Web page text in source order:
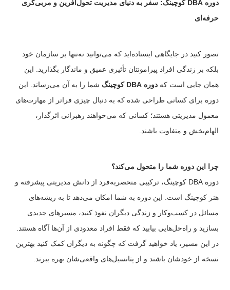
دوره DBA کوچینگ: سفر به دنیای مدیریت تحول‌آفرین و مربی‌گری
حرفه‌ای
تصور کنید در جایگاهی ایستاده‌اید که می‌توانید نه‌تنها بر سازمان خود
بلکه بر زندگی افراد پیرامونتان تأثیری عمیق و ماندگار بگذارید. این
همان جایی است کهدوره DBA کوچینگ
شما را به آن می‌رساند. این
دوره برای کسانی طراحی شده که به دنبال چیزی فراتر از مهارت‌های
معمول مدیریتی هستند؛ کسانی که می‌خواهند رهبرانی اثرگذار،
الهام‌بخش و متفاوت باشند.
چرا این دوره شما را متحول می‌کند؟
دوره DBA کوچینگ، ترکیبی منحصربه‌فرد از دانش مدیریتی پیشرفته و
هنر کوچینگ است. این دوره به شما امکان می‌دهد تا به ریشه‌های
مسائل در کسب‌وکار و زندگی دیگران نفوذ کنید، مسیرهای جدیدی
بسازید و راه‌حل‌هایی بیابید که فقط افراد معدودی از آن‌ها آگاه هستند.
در این مسیر، یاد خواهید گرفت که چگونه به دیگران کمک کنید بهترین
نسخه از خودشان باشند و از پتانسیل‌های واقعی‌شان بهره ببرند.